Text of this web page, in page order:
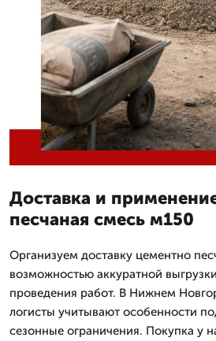
Доставка и
песчаная смесь м150
Организуем доставку цементно
возможностью аккуратной
проведения работ. В Нижнем
логисты учитывают особенности
сезонные ограничения. Покупка у